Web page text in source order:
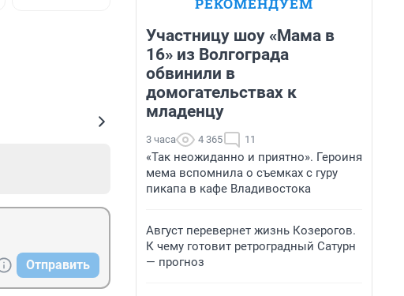
Отправить
Участницу шоу «Мама в
16» из Волгограда
обвинили в
домогательствах к
младенцу
3 часа 4 365 11
«Так неожиданно и приятно». Героиня
мема вспомнила о съемках с гуру
пикапа в кафе Владивостока
Август перевернет жизнь Козерогов.
К чему готовит ретроградный Сатурн
— прогноз